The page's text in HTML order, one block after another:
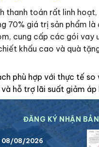
thanh toán rất linh
70% giá trị sản phẩm
cung cấp các gói vay
khấu cao và quà
phù hợp với thực tế
và hỗ trợ lãi suất giảm áp
ĐĂNG KÝ NHẬN
08/08/2026